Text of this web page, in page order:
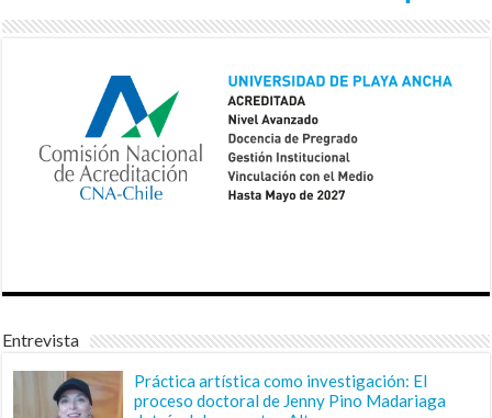
Entrevista
Práctica artística como investigación: El
proceso doctoral de Jenny Pino Madariaga